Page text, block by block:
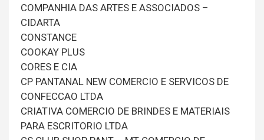
COMPANHIA DAS ARTES E ASSOCIADOS –
CIDARTA
CONSTANCE
COOKAY PLUS
CORES E CIA
CP PANTANAL NEW COMERCIO E SERVICOS DE
CONFECCAO LTDA
CRIATIVA COMERCIO DE BRINDES E MATERIAIS
PARA ESCRITORIO LTDA